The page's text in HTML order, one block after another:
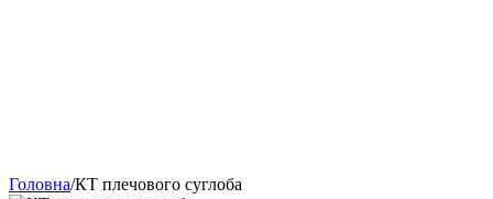
Головна/КТ плечового суглоба